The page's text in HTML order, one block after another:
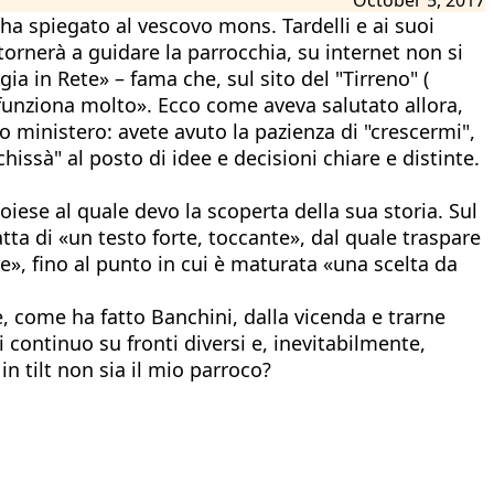
spiegato al vescovo mons. Tardelli e ai suoi
a guidare la parrocchia, su internet non si
in Rete» – fama che, sul sito del "Tirreno" (
molto». Ecco come aveva salutato allora,
avete avuto la pazienza di "crescermi",
al posto di idee e decisioni chiare e distinte.
al quale devo la scoperta della sua storia. Sul
di «un testo forte, toccante», dal quale traspare
fino al punto in cui è maturata «una scelta da
come ha fatto Banchini, dalla vicenda e trarne
continuo su fronti diversi e, inevitabilmente,
tilt non sia il mio parroco?